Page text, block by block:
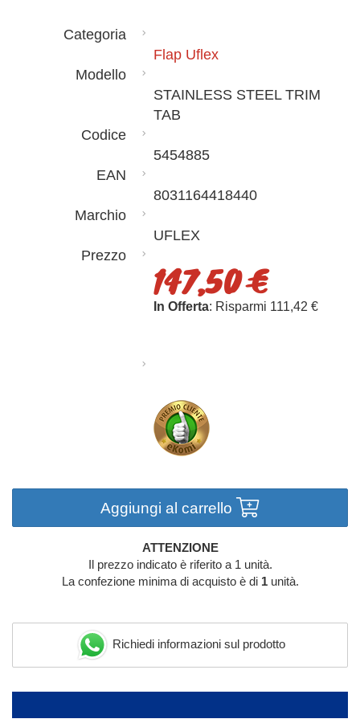
Categoria
Flap Uflex
Modello
STAINLESS STEEL TRIM
TAB
Codice
5454885
EAN
8031164418440
Marchio
UFLEX
Prezzo
147,50 €
In Offerta: Risparmi 111,42 €
Aggiungi al carrello
ATTENZIONE
Il prezzo indicato è riferito a 1 unità.
La confezione minima di acquisto è di 1unità.
Richiedi informazioni sul prodotto